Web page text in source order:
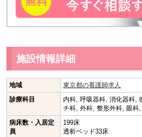
施設情報詳細
地域
東京都の看護師求人
診療科目
内科, 呼吸器科, 消化器科,
チ科, 外科, 整形外科, 眼科
病床数・入居定
員
199床
透析ベッド33床